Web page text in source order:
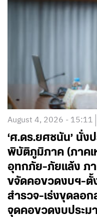
August 4, 2026 - 15:11
‘ศ.ดร.ยศชนัน’ นั่ง
พิบัติภูมิภาค (ภาค
อุทกภัย-ภัยแล้ง ภา
ขจัดคอขวดงบฯ-ตั้
สำรวจ-เร่งขุดลอก
จุดคอขวดงบประม